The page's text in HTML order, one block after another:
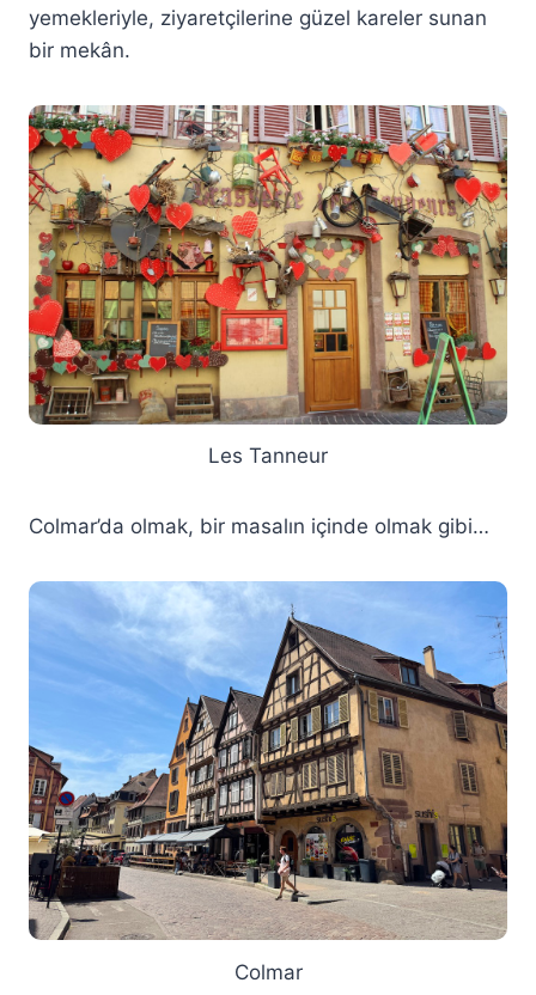
yemekleriyle, ziyaretçilerine güzel kareler sunan
bir mekân.
Les Tanneur
Colmar’da olmak, bir masalın içinde olmak gibi…
Colmar